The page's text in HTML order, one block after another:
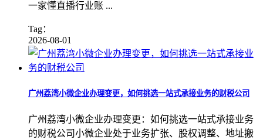
一家懂直播行业账 ...
Tag：
2026-08-01
广州荔湾小微企业办理变更，如何挑选一站式承接业务的财税公司
广州荔湾小微企业办理变更：如何挑选一站式承接业务
的财税公司小微企业处于业务扩张、股权调整、地址搬